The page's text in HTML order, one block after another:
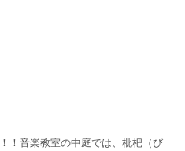
！音楽教室の中庭では、枇杷（び